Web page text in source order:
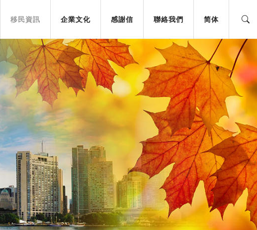
移民資訊 企業文化 感謝信 聯絡我們 简体